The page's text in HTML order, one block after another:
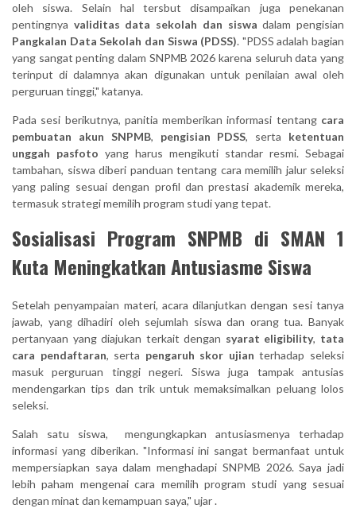
oleh siswa. Selain hal tersbut disampaikan juga penekanan
pentingnya validitas data sekolah dan siswa dalam pengisian
Pangkalan Data Sekolah dan Siswa (PDSS). "PDSS adalah bagian
yang sangat penting dalam SNPMB 2026 karena seluruh data yang
terinput di dalamnya akan digunakan untuk penilaian awal oleh
perguruan tinggi," katanya.
Pada sesi berikutnya, panitia memberikan informasi tentang cara
pembuatan akun SNPMB, pengisian PDSS, serta ketentuan
unggah pasfoto yang harus mengikuti standar resmi. Sebagai
tambahan, siswa diberi panduan tentang cara memilih jalur seleksi
yang paling sesuai dengan profil dan prestasi akademik mereka,
termasuk strategi memilih program studi yang tepat.
Sosialisasi Program SNPMB di SMAN 1
Kuta Meningkatkan Antusiasme Siswa
Setelah penyampaian materi, acara dilanjutkan dengan sesi tanya
jawab, yang dihadiri oleh sejumlah siswa dan orang tua. Banyak
pertanyaan yang diajukan terkait dengan syarat eligibility, tata
cara pendaftaran, serta pengaruh skor ujian terhadap seleksi
masuk perguruan tinggi negeri. Siswa juga tampak antusias
mendengarkan tips dan trik untuk memaksimalkan peluang lolos
seleksi.
Salah satu siswa, mengungkapkan antusiasmenya terhadap
informasi yang diberikan. "Informasi ini sangat bermanfaat untuk
mempersiapkan saya dalam menghadapi SNPMB 2026. Saya jadi
lebih paham mengenai cara memilih program studi yang sesuai
dengan minat dan kemampuan saya," ujar .